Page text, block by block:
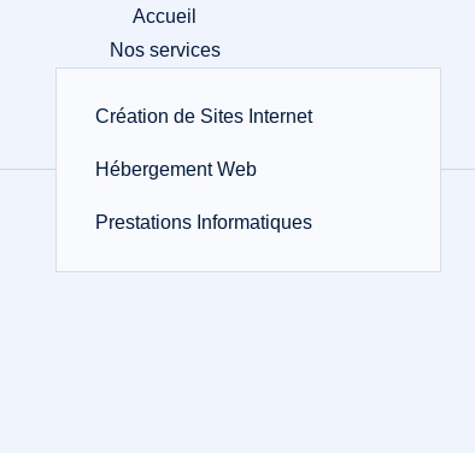
Accueil
Nos services
Création de Sites Internet
Hébergement Web
Prestations Informatiques
Actus IT